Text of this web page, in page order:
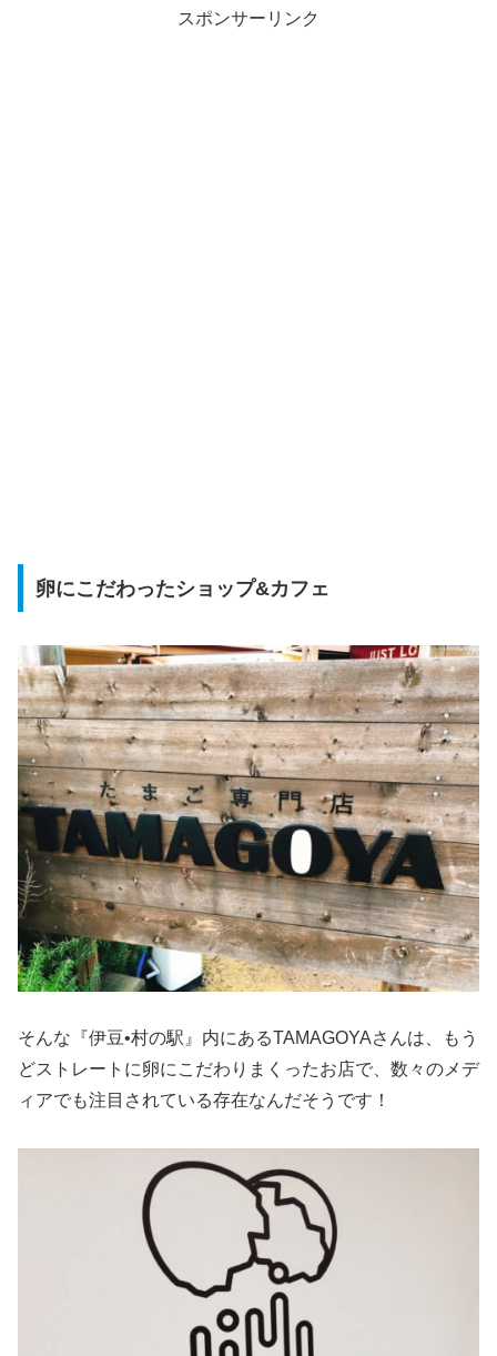
スポンサーリンク
卵にこだわったショップ&カフェ
そんな『伊豆•村の駅』内にあるTAMAGOYAさんは、もう
どストレートに卵にこだわりまくったお店で、数々のメデ
ィアでも注目されている存在なんだそうです！